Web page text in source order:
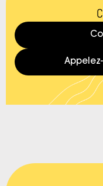
Appelez-